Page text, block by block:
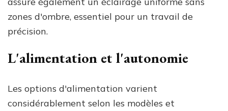
zones d'ombre, essentiel pour un travail de
précision.
L'alimentation et l'autonomie
Les options d'alimentation varient
considérablement selon les modèles et